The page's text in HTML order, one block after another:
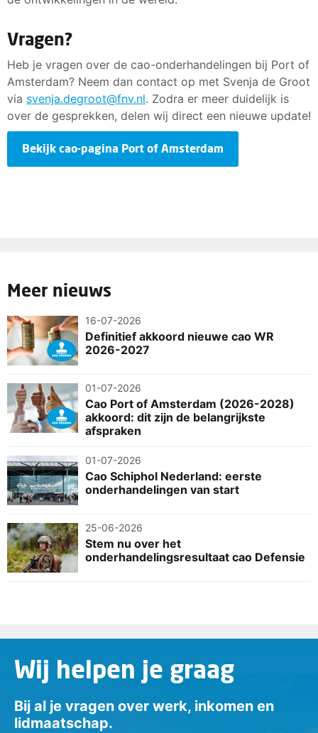
Vragen?
Heb je vragen over de cao-onderhandelingen bij Port of
Amsterdam? Neem dan contact op met Svenja de Groot
via svenja.degroot@fnv.nl. Zodra er meer duidelijk is
over de gesprekken, delen wij direct een nieuwe update!
Bekijk cao-pagina Port of Amsterdam
Meer nieuws
16-07-2026
Definitief akkoord nieuwe cao WR
2026-2027
01-07-2026
Cao Port of Amsterdam (2026-2028)
akkoord: dit zijn de belangrijkste
afspraken
01-07-2026
Cao Schiphol Nederland: eerste
onderhandelingen van start
25-06-2026
Stem nu over het
onderhandelingsresultaat cao Defensie
Wij helpen je graag
Bij al je vragen over werk, inkomen en
lidmaatschap.